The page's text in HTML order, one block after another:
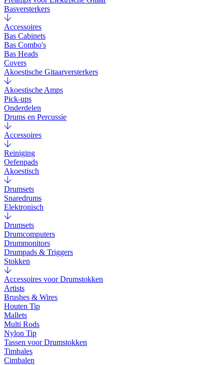
Basversterkers
Accessoires
Bas Cabinets
Bas Combo's
Bas Heads
Covers
Akoestische Gitaarversterkers
Akoestische Amps
Pick-ups
Onderdelen
Drums en Percussie
Accessoires
Reiniging
Oefenpads
Akoestisch
Drumsets
Snaredrums
Elektronisch
Drumsets
Drumcomputers
Drummonitors
Drumpads & Triggers
Stokken
Accessoires voor Drumstokken
Artists
Brushes & Wires
Houten Tip
Mallets
Multi Rods
Nylon Tip
Tassen voor Drumstokken
Timbales
Cimbalen